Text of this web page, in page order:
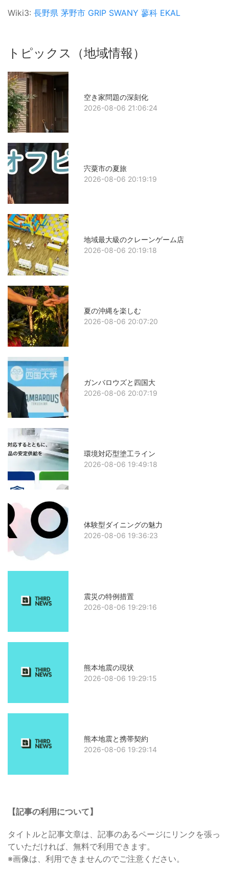
Wiki3: 長野県 茅野市 GRIP SWANY 蓼科 EKAL
トピックス（地域情報）
空き家問題の深刻化
2026-08-06 21:06:24
宍粟市の夏旅
2026-08-06 20:19:19
地域最大級のクレーンゲーム店
2026-08-06 20:19:18
夏の沖縄を楽しむ
2026-08-06 20:07:20
ガンバロウズと四国大
2026-08-06 20:07:19
環境対応型塗工ライン
2026-08-06 19:49:18
体験型ダイニングの魅力
2026-08-06 19:36:23
震災の特例措置
2026-08-06 19:29:16
熊本地震の現状
2026-08-06 19:29:15
熊本地震と携帯契約
2026-08-06 19:29:14
【記事の利用について】
タイトルと記事文章は、記事のあるページにリンクを張っ
ていただければ、無料で利用できます。
※画像は、利用できませんのでご注意ください。